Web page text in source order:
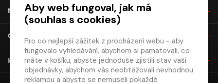
NÁKUP
O SPOLEČNOSTI
KONTAKT
Aby web fungoval, jak má
(souhlas s cookies)
Pro co nejlepší zážitek z procházení webu - aby
fungovalo vyhledávání, abychom si pamatovali, co
máte v košíku, abyste jednoduše zjistili stav vaší
objednávky, abychom vás neobtěžovali nevhodnou
reklamou a abyste se nemuseli pokaždé